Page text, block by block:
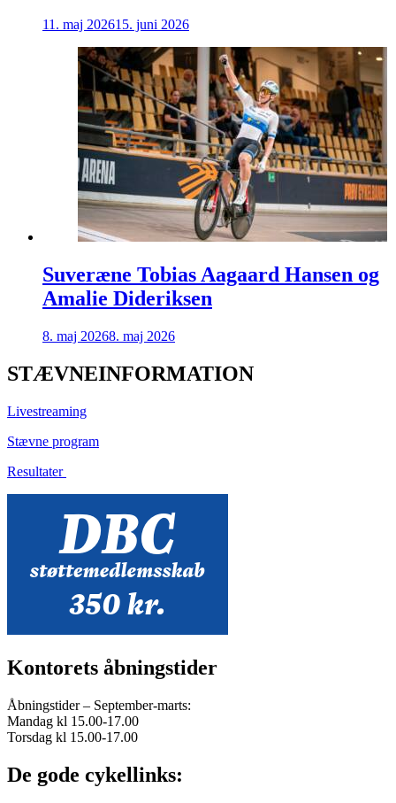
11. maj 202615. juni 2026
Suveræne Tobias Aagaard Hansen og
Amalie Dideriksen
8. maj 20268. maj 2026
STÆVNEINFORMATION
Livestreaming
Stævne program
Resultater
Kontorets åbningstider
Åbningstider – September-marts:
Mandag kl 15.00-17.00
Torsdag kl 15.00-17.00
De gode cykellinks: